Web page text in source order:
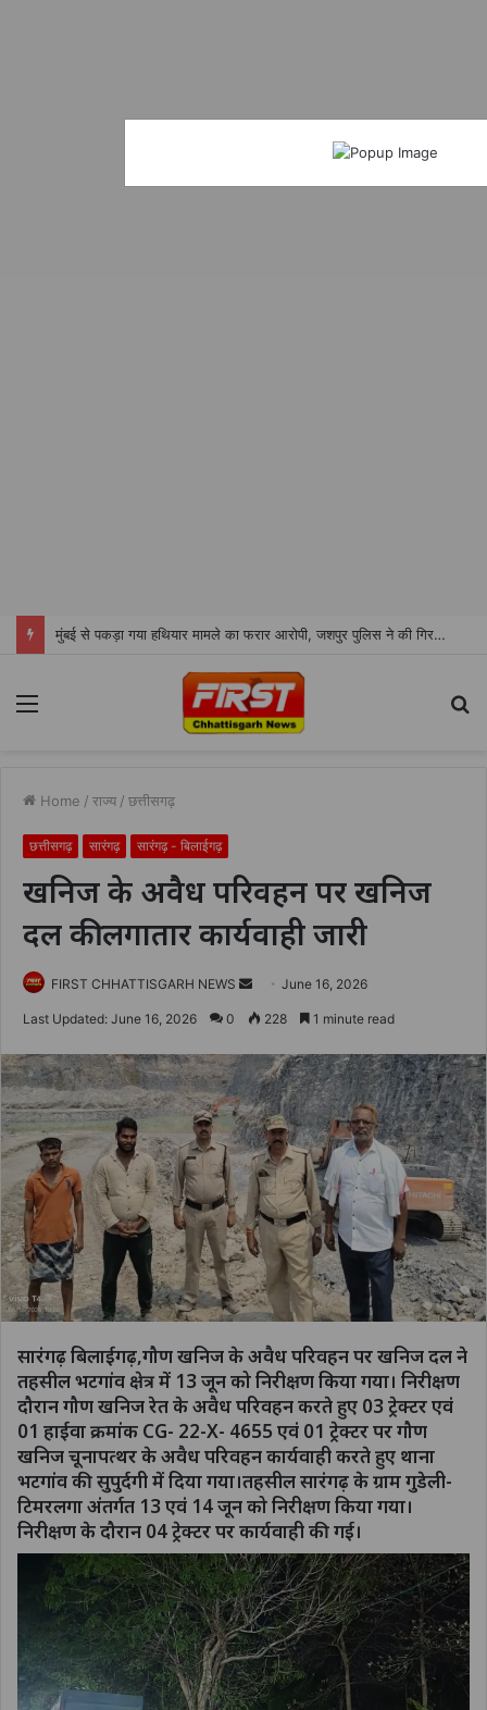
मुंबई से पकड़ा गया हथियार मामले का फरार आरोपी, जशपुर पुलिस ने की गिरफ्तारी
Menu
Home / राज्य / छत्तीसगढ़
छत्तीसगढ़ सारंगढ़ सारंगढ़ - बिलाईगढ़
खनिज के अवैध परिवहन पर खनिज
दल की लगातार कार्यवाही जारी
FIRST CHHATTISGARH NEWS
Send
an
June 16, 2026
Last Updated: June 16, 2026 0 228 1 minute read
सारंगढ़ बिलाईगढ़,गौण खनिज के अवैध परिवहन पर खनिज दल ने
तहसील भटगांव क्षेत्र में 13 जून को निरीक्षण किया गया। निरीक्षण
दौरान गौण खनिज रेत के अवैध परिवहन करते हुए 03 ट्रेक्टर एवं
01 हाईवा क्रमांक CG- 22-X- 4655 एवं 01 ट्रेक्टर पर गौण
खनिज चूनापत्थर के अवैध परिवहन कार्यवाही करते हुए थाना
भटगांव की सुपुर्दगी में दिया गया।तहसील सारंगढ़ के ग्राम गुडेली-
टिमरलगा अंतर्गत 13 एवं 14 जून को निरीक्षण किया गया।
निरीक्षण के दौरान 04 ट्रेक्टर पर कार्यवाही की गई।